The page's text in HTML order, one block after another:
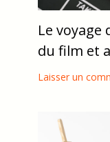
Le voyage
du film et
Laisser un